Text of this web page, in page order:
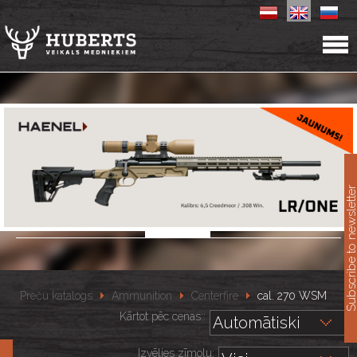
Preču katalogs Ammunition Centerfire
cal. 270 WSM
Kārtot pēc cenas::
Izvēlies zīmolu:
Subscribe